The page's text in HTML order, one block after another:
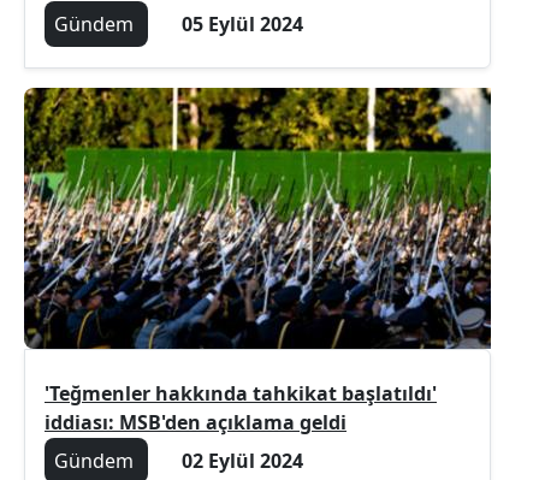
Gündem
05 Eylül 2024
'Teğmenler hakkında tahkikat başlatıldı'
iddiası: MSB'den açıklama geldi
Gündem
02 Eylül 2024